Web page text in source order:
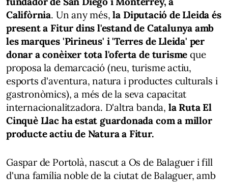
Califòrnia. Un any més,la Diputació de Lleida és
present a Fitur dins l'estand de Catalunya amb
les marques 'Pirineus' i 'Terres de Lleida' per
donar a conèixer tota l'oferta de turisme que
proposa la demarcació (neu, turisme actiu,
esports d'aventura, natura i productes culturals i
gastronòmics), a més de la seva capacitat
internacionalitzadora. D'altra banda, la Ruta El
Cinquè Llac ha estat guardonada com a millor
producte actiu de Natura a Fitur.
Gaspar de Portolà, nascut a Os de Balaguer i fill
d'una família noble de la ciutat de Balaguer, amb